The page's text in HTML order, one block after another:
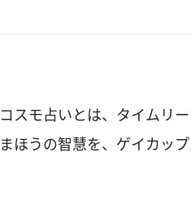
コスモ占いとは、タイムリ
まほうの智慧を、ゲイカッ